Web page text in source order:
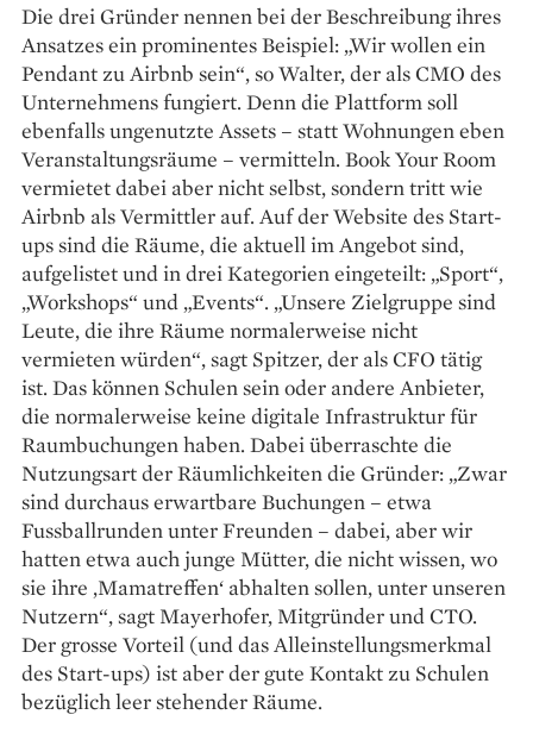
Die drei Gründer nennen bei der Beschreibung ihres
Ansatzes ein prominentes Beispiel: „Wir wollen ein
Pendant zu Airbnb sein“, so Walter, der als CMO des
Unternehmens fungiert. Denn die Plattform soll
ebenfalls ­ungenutzte Assets – statt Wohnungen eben
Veranstaltungsräume – vermitteln. Book Your Room
vermietet dabei aber nicht selbst, sondern tritt wie
Airbnb als Vermittler auf. Auf der Website des Start-
ups sind die Räume, die aktuell im Angebot sind,
aufgelistet und in drei Kategorien eingeteilt: „Sport“,
„Workshops“ und „Events“. „Unsere Zielgruppe sind
Leute, die ihre Räume normalerweise nicht
vermieten würden“, sagt Spitzer, der als CFO tätig
ist. Das können Schulen sein oder andere Anbieter,
die normalerweise keine digitale Infrastruktur für
Raumbuchungen haben. Dabei überraschte die
Nutzungsart der Räumlichkeiten die Gründer: „Zwar
sind durchaus erwartbare Buchungen – etwa
Fussballrunden unter Freunden – dabei, aber wir
hatten etwa auch junge Mütter, die nicht wissen, wo
sie ihre ,Mamatreffen‘ abhalten sollen, unter unseren
Nutzern“, sagt Mayerhofer, Mitgründer und CTO.
Der grosse Vorteil (und das Alleinstellungsmerkmal
des Start-ups) ist aber der gute Kontakt zu Schulen
bezüglich leer stehender Räume.